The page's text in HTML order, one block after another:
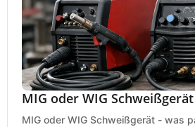
MIG oder WIG
MIG oder WIG Schweißgerät - was